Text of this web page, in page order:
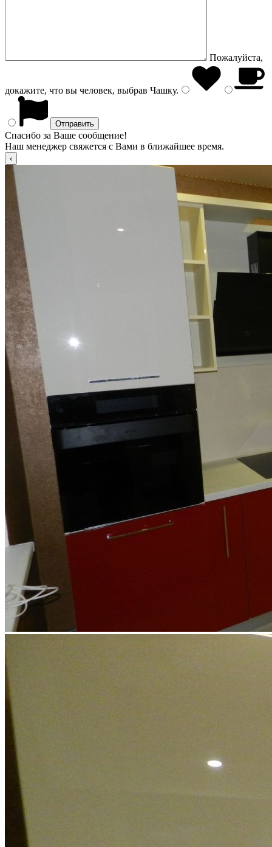
Пожалуйста,
докажите, что вы человек, выбрав Чашку.
Спасибо за Ваше сообщение!
Наш менеджер свяжется с Вами в ближайшее время.